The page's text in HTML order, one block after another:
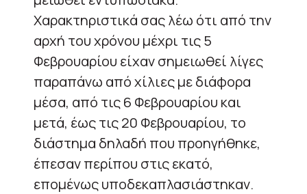
Χαρακτηριστικά σας λέω ότι από την
αρχή του χρόνου μέχρι τις 5
Φεβρουαρίου είχαν σημειωθεί λίγες
παραπάνω από χίλιες με διάφορα
μέσα, από τις 6 Φεβρουαρίου και
μετά, έως τις 20 Φεβρουαρίου, το
διάστημα δηλαδή που προηγήθηκε,
έπεσαν περίπου στις εκατό,
επομένως υποδεκαπλασιάστηκαν.